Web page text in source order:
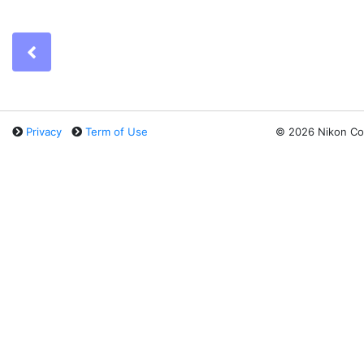
Privacy Term of Use © 2026 Nikon